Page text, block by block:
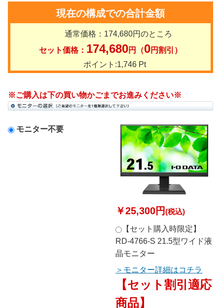
現在の構成での合計金額
通常価格： 174,680円のところ
セット価格： 174,680円（0円割引）
ポイント:1,746Pt
※ご購入は下の買い物かごまでお進みください※
モニター不要
￥25,300円(税込)
【セット購入時限定】
RD-4766-S 21.5型ワイド液
晶モニター
モニター詳細はコチラ
【セット割引適応
商品】